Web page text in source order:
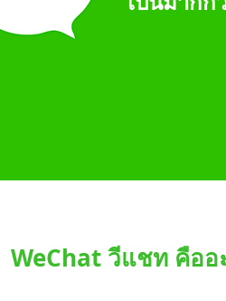
WeChat วีแชท คืออ